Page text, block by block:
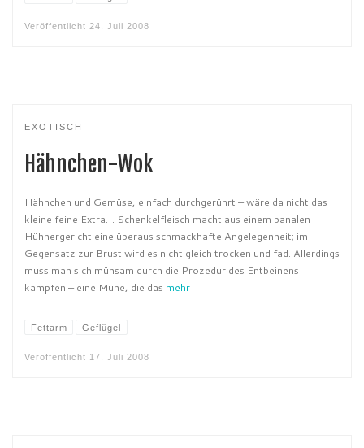
Veröffentlicht 24. Juli 2008
EXOTISCH
Hähnchen-Wok
Hähnchen und Gemüse, einfach durchgerührt – wäre da nicht das
kleine feine Extra… Schenkelfleisch macht aus einem banalen
Hühnergericht eine überaus schmackhafte Angelegenheit; im
Gegensatz zur Brust wird es nicht gleich trocken und fad. Allerdings
muss man sich mühsam durch die Prozedur des Entbeinens
kämpfen – eine Mühe, die das mehr
Fettarm Geflügel
Veröffentlicht 17. Juli 2008